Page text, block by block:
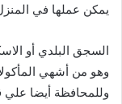
يمكن عملها في
السجق البلدي أو
وهو من أشهي
وللمحافظة أيضا علي